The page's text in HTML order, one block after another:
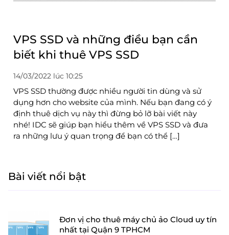
VPS SSD và những điều bạn cần
biết khi thuê VPS SSD
14/03/2022 lúc 10:25
VPS SSD thường được nhiều người tin dùng và sử
dụng hơn cho website của mình. Nếu bạn đang có ý
định thuê dịch vụ này thì đừng bỏ lỡ bài viết này
nhé! IDC sẽ giúp bạn hiểu thêm về VPS SSD và đưa
ra những lưu ý quan trọng để bạn có thể […]
Bài viết nổi bật
Đơn vị cho thuê máy chủ ảo Cloud uy tín
nhất tại Quận 9 TPHCM